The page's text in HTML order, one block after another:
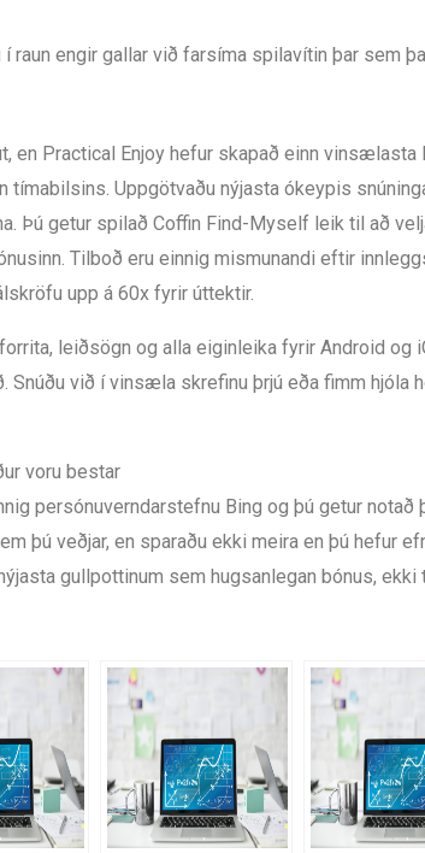
í raun engir gallar við farsíma spilavítin þar sem
en Practical Enjoy hefur skapað einn
tímabilsins. Uppgötvaðu nýjasta ókeypis
Þú getur spilað Coffin Find-Myself leik til að
Tilboð eru einnig mismunandi eftir
upp á 60x fyrir úttektir.
leiðsögn og alla eiginleika fyrir Android og
við í vinsæla skrefinu þrjú eða fimm hjóla
voru bestar
persónuverndarstefnu Bing og þú getur notað
þú veðjar, en sparaðu ekki meira en þú hefur
gullpottinum sem hugsanlegan bónus, ekki